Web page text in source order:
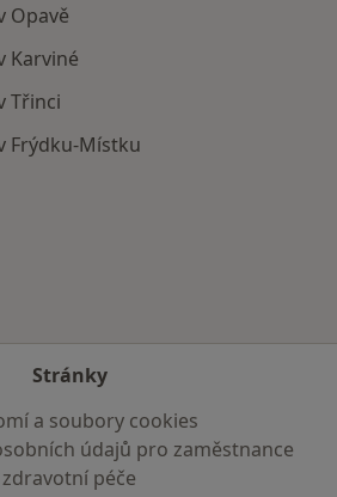
Opavě
Karviné
Třinci
Frýdku-Místku
Stránky
a soubory cookies
údajů pro zaměstnance
zdravotní péče